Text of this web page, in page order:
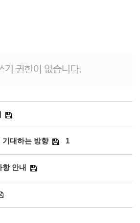
기 권한이 없습니다.
기대하는 방향 1
안내